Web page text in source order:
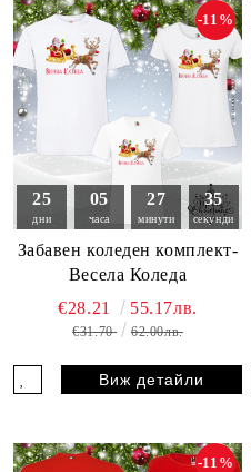
25
дни
05
часа
27
минути
33
секунди
Забавен коледен комплект-
Весела Коледа
-11%
€28.21 55.17лв.
€31.70 62.00лв.
Виж детайли
-11%